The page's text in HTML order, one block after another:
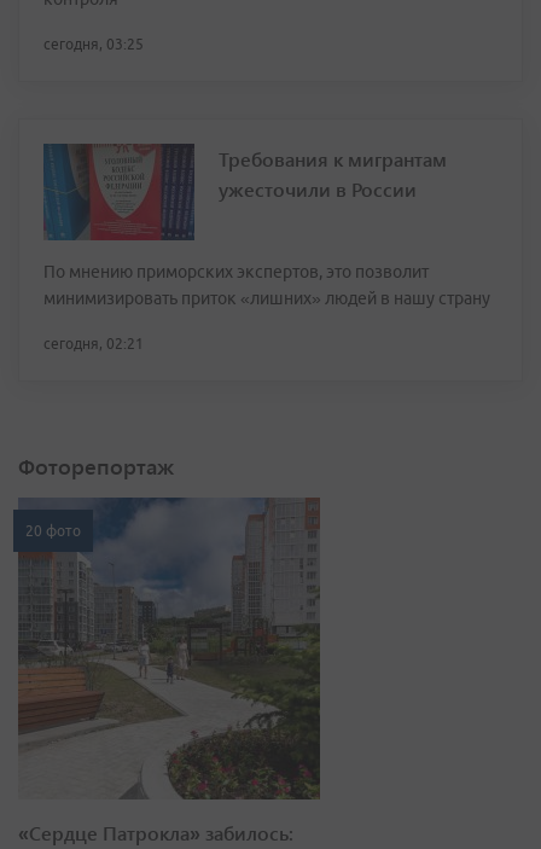
сегодня, 03:25
Требования к мигрантам
ужесточили в России
По мнению приморских экспертов, это позволит
минимизировать приток «лишних» людей в нашу страну
сегодня, 02:21
Фоторепортаж
20 фото
«Сердце Патрокла» забилось: